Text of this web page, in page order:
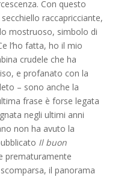
Con questo
raccapricciante,
mostruoso, simbolo di
l’ho fatta, ho il mio
crudele che ha
e profanato con la
– sono anche la
frase è forse legata
negli ultimi anni
non ha avuto la
Il buon
prematuramente
il panorama